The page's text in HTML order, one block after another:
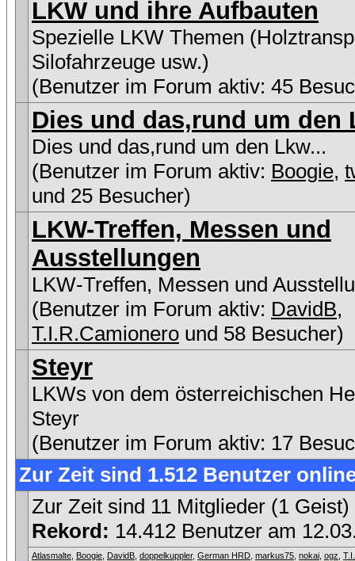
LKW und ihre Aufbauten
Spezielle LKW Themen
Silofahrzeuge usw.)
(Benutzer im Forum aktiv: 45
Dies und das,rund um den
Dies und das,rund um den Lkw...
(Benutzer im Forum aktiv: Boogie,
und 25 Besucher)
LKW-Treffen, Messen und
Ausstellungen
LKW-Treffen, Messen und
(Benutzer im Forum aktiv: DavidB,
T.I.R.Camionero und 58 Besucher)
Steyr
LKWs von dem österreichischen
Steyr
(Benutzer im Forum aktiv: 17
Zur Zeit sind 1.512 Benutzer
Zur Zeit sind 11 Mitglieder (1
Rekord: 14.412 Benutzer am
Atlasmalte Boogie DavidB doppelkuppler, German HRD markus75 nokai ogz